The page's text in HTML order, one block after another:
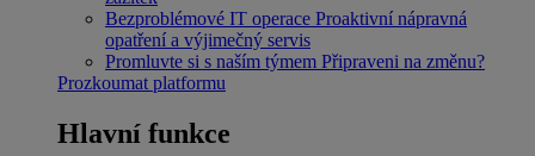
Bezproblémové IT operace Proaktivní nápravná
opatření a výjimečný servis
Promluvte si s naším týmem Připraveni na změnu?
Prozkoumat platformu
Hlavní funkce